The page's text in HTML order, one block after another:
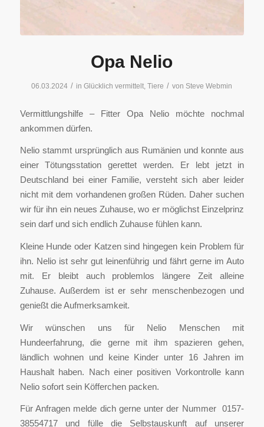
Opa Nelio
06.03.2024 / inGlücklich vermittelt ,Tiere / von Steve Webmin
Vermittlungshilfe – Fitter Opa Nelio möchte nochmal
ankommen dürfen.
Nelio stammt ursprünglich aus Rumänien und konnte aus
einer Tötungsstation gerettet werden. Er lebt jetzt in
Deutschland bei einer Familie, versteht sich aber leider
nicht mit dem vorhandenen großen Rüden. Daher suchen
wir für ihn ein neues Zuhause, wo er möglichst Einzelprinz
sein darf und sich endlich Zuhause fühlen kann.
Kleine Hunde oder Katzen sind hingegen kein Problem für
ihn. Nelio ist sehr gut leinenführig und fährt gerne im Auto
mit. Er bleibt auch problemlos längere Zeit alleine
Zuhause. Außerdem ist er sehr menschenbezogen und
genießt die Aufmerksamkeit.
Wir wünschen uns für Nelio Menschen mit
Hundeerfahrung, die gerne mit ihm spazieren gehen,
ländlich wohnen und keine Kinder unter 16 Jahren im
Haushalt haben. Nach einer positiven Vorkontrolle kann
Nelio sofort sein Köfferchen packen.
Für Anfragen melde dich gerne unter der Nummer ‪ 0157-
38554717 ‬und fülle die Selbstauskunft auf unserer